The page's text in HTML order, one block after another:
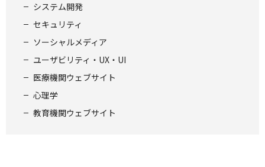
システム開発
セキュリティ
ソーシャルメディア
ユーザビリティ・UX・UI
医療機関ウェブサイト
心理学
教育機関ウェブサイト